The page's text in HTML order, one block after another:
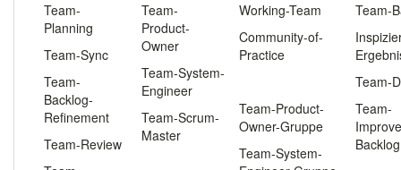
Team-
Planning
Team-Sync
Team-
Backlog-
Refinement
Team-Review
Team-
Product-
Owner
Team-System-
Engineer
Team-Scrum-
Master
Working-Team
Community-of-
Practice
Team-Product-
Owner-Gruppe
Team-System-
Team-
Team-
Team-
Backlog